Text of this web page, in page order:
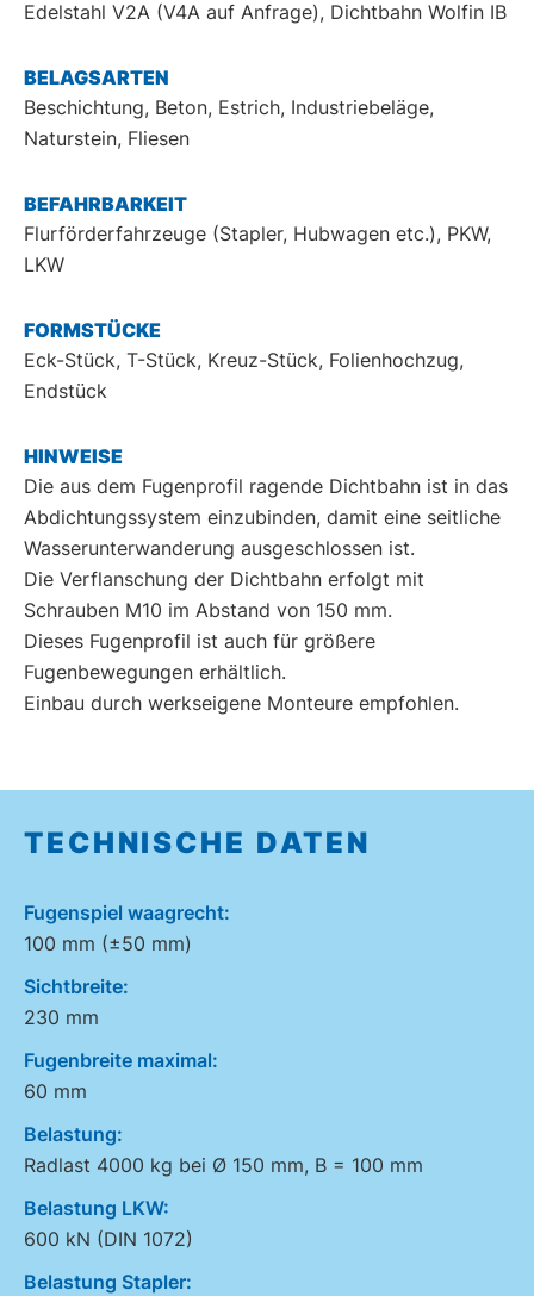
Edelstahl V2A (V4A auf Anfrage), Dichtbahn Wolfin IB
BELAGSARTEN
Beschichtung, Beton, Estrich, Industriebeläge,
Naturstein, Fliesen
BEFAHRBARKEIT
Flurförderfahrzeuge (Stapler, Hubwagen etc.), PKW,
LKW
FORMSTÜCKE
Eck-Stück, T-Stück, Kreuz-Stück, Folienhochzug,
Endstück
HINWEISE
Die aus dem Fugenprofil ragende Dichtbahn ist in das
Abdichtungssystem einzubinden, damit eine seitliche
Wasserunterwanderung ausgeschlossen ist.
Die Verflanschung der Dichtbahn erfolgt mit
Schrauben M10 im Abstand von 150 mm.
Dieses Fugenprofil ist auch für größere
Fugenbewegungen erhältlich.
Einbau durch werkseigene Monteure empfohlen.
TECHNISCHE DATEN
Fugenspiel waagrecht:
100 mm (±50 mm)
Sichtbreite:
230 mm
Fugenbreite maximal:
60 mm
Belastung:
Radlast 4000 kg bei Ø 150 mm, B = 100 mm
Belastung LKW:
600 kN (DIN 1072)
Belastung Stapler: